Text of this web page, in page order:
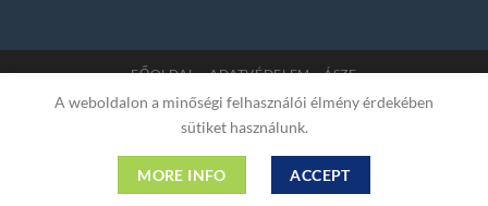
FŐOLDAL ADATVÉDELEM ÁSZF
Copyright 2007-2026 © BUDA TV | Hegyvidék Média
Műsorszolgáltató Kft. | Budapest, Hungary, XII. Hajnóczy József
utca 2. fszt. | Cg. 01-09-882523 | A weboldal 256 bit SSL COMODO
titkosítással védve
A weboldalon a minőségi felhasználói élmény érdekében
sütiket használunk.
MORE INFO ACCEPT